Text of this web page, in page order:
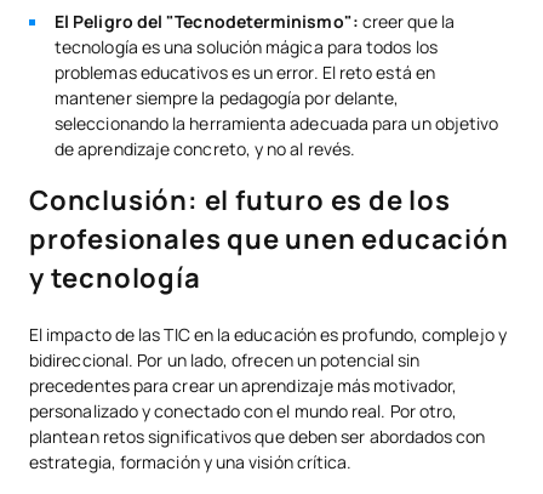
El Peligro del "Tecnodeterminismo": creer que la
tecnología es una solución mágica para todos los
problemas educativos es un error. El reto está en
mantener siempre la pedagogía por delante,
seleccionando la herramienta adecuada para un objetivo
de aprendizaje concreto, y no al revés.
Conclusión: el futuro es de los
profesionales que unen educación
y tecnología
El impacto de las TIC en la educación es profundo, complejo y
bidireccional. Por un lado, ofrecen un potencial sin
precedentes para crear un aprendizaje más motivador,
personalizado y conectado con el mundo real. Por otro,
plantean retos significativos que deben ser abordados con
estrategia, formación y una visión crítica.